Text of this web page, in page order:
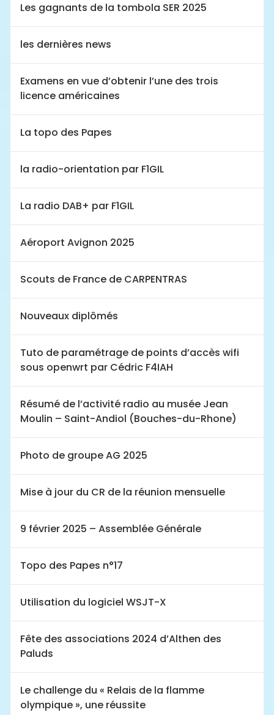
Les gagnants de la tombola SER 2025
les dernières news
Examens en vue d’obtenir l’une des trois
licence américaines
La topo des Papes
la radio-orientation par F1GIL
La radio DAB+ par F1GIL
Aéroport Avignon 2025
Scouts de France de CARPENTRAS
Nouveaux diplômés
Tuto de paramétrage de points d’accès wifi
sous openwrt par Cédric F4IAH
Résumé de l’activité radio au musée Jean
Moulin – Saint-Andiol (Bouches-du-Rhone)
Photo de groupe AG 2025
Mise à jour du CR de la réunion mensuelle
9 février 2025 – Assemblée Générale
Topo des Papes n°17
Utilisation du logiciel WSJT-X
Fête des associations 2024 d’Althen des
Paluds
Le challenge du « Relais de la flamme
olympique », une réussite